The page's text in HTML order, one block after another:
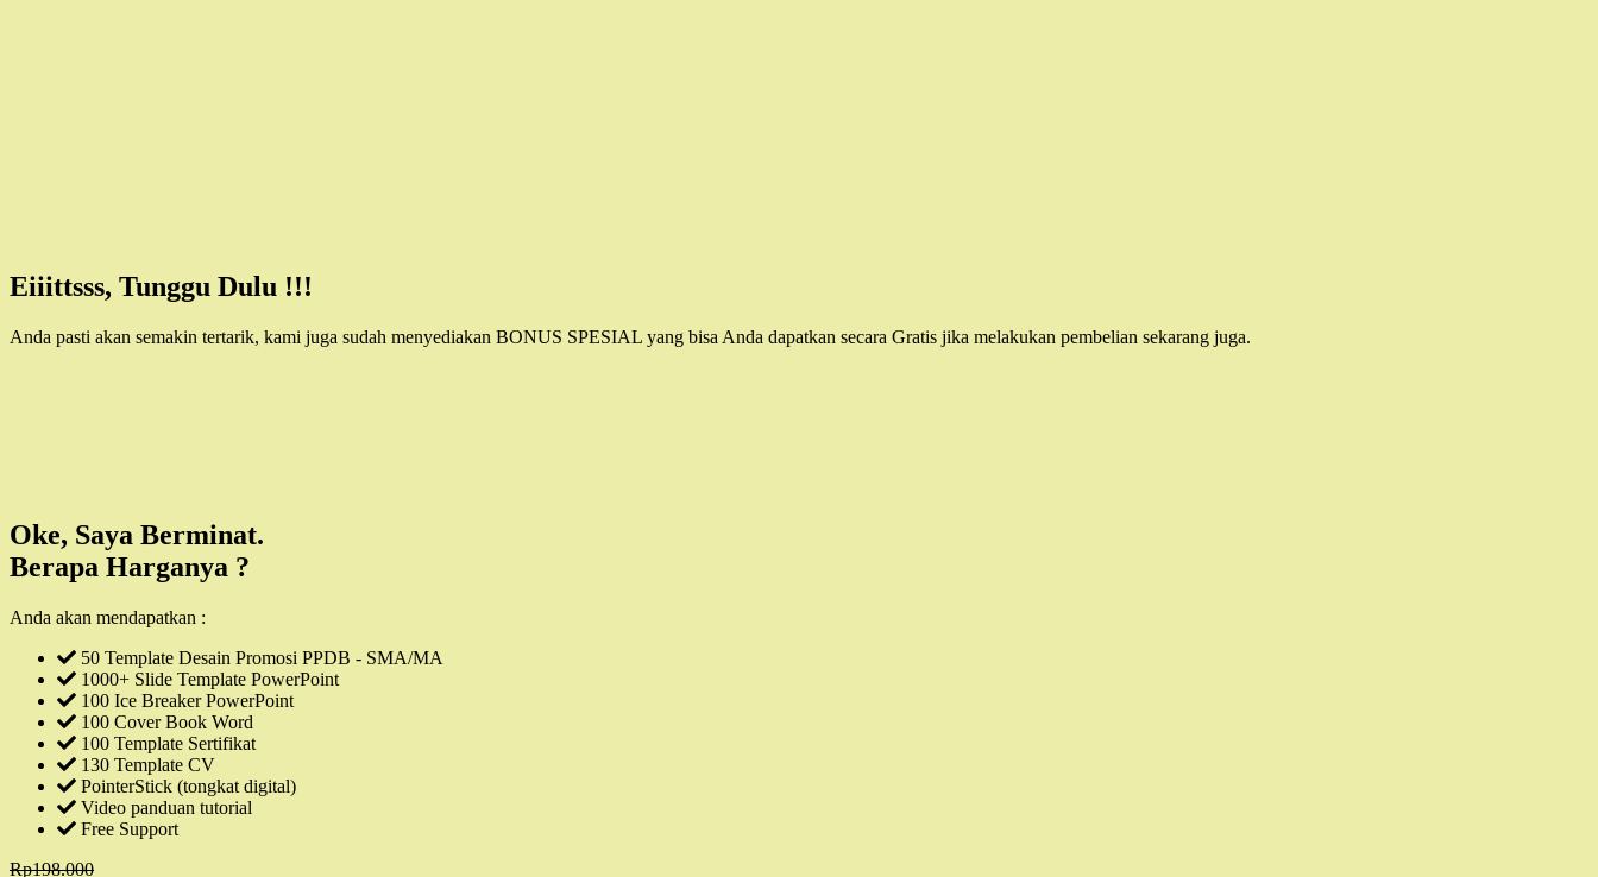
Eiiittsss, Tunggu Dulu !!!
Anda pasti akan semakin tertarik, kami juga sudah menyediakan BONUS SPESIAL yang bisa Anda dapatkan secara Gratis jika melakukan pembelian sekarang juga.
Oke, Saya Berminat.
Berapa Harganya ?
Anda akan mendapatkan :
50 Template Desain Promosi PPDB - SMA/MA
1000+ Slide Template PowerPoint
100 Ice Breaker PowerPoint
100 Cover Book Word
100 Template Sertifikat
130 Template CV
PointerStick (tongkat digital)
Video panduan tutorial
Free Support
Rp198.000